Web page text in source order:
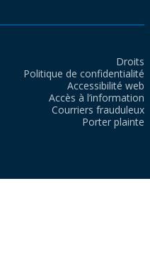
Droits
Politique de confidentialité
Accessibilité web
Accès à l’information
Courriers frauduleux
Porter plainte